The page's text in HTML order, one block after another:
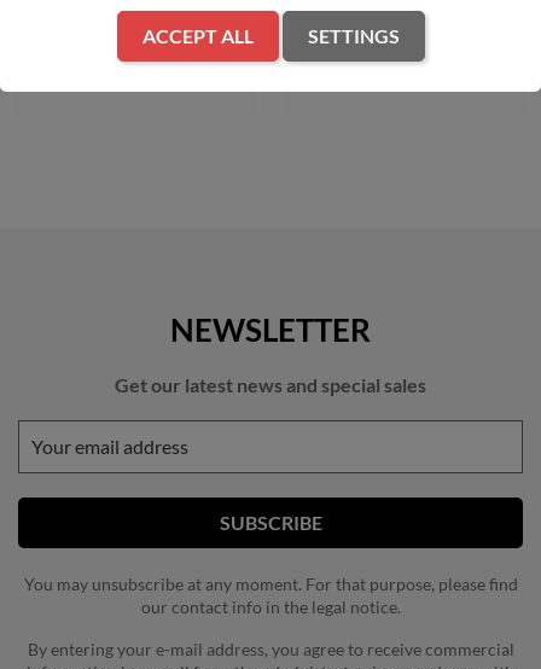
NEWSLETTER
Get our latest news and special sales
You may unsubscribe at any moment. For that purpose, please find
our contact info in the legal notice.
By entering your e-mail address, you agree to receive commercial
ACCEPT ALL SETTINGS